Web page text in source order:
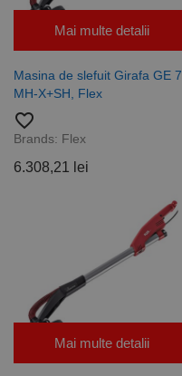
Mai multe detalii
Masina de slefuit Girafa GE 7
MH-X+SH, Flex
favorite_border
Brands: Flex
6.308,21 lei
Mai multe detalii